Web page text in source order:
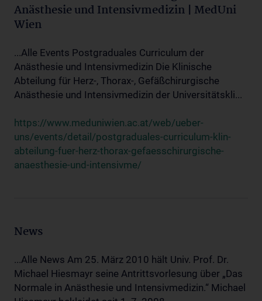
Anästhesie und Intensivmedizin | MedUni
Wien
...Alle Events Postgraduales Curriculum der
Anästhesie und Intensivmedizin Die Klinische
Abteilung für Herz-, Thorax-, Gefäßchirurgische
Anästhesie und Intensivmedizin der Universitätskli...
https://www.meduniwien.ac.at/web/ueber-
uns/events/detail/postgraduales-curriculum-klin-
abteilung-fuer-herz-thorax-gefaesschirurgische-
anaesthesie-und-intensivme/
News
...Alle News Am 25. März 2010 hält Univ. Prof. Dr.
Michael Hiesmayr seine Antrittsvorlesung über „Das
Normale in Anästhesie und Intensivmedizin.“ Michael